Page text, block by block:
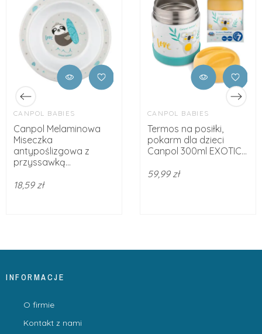
CANPOL BABIES
Canpol Melaminowa
Miseczka
antypoślizgowa z
przyssawką...
18,59 zł
CANPOL BABIES
Termos na posiłki,
pokarm dla dzieci
Canpol 300ml EXOTIC...
59,99 zł
INFORMACJE
O firmie
Kontakt z nami